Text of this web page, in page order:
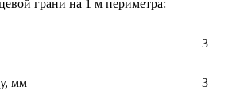
грани на 1 м периметра:
3
мм 3